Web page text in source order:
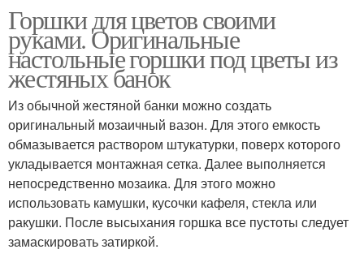
Горшки для цветов своими
руками. Оригинальные
настольные горшки под цветы из
жестяных банок
Из обычной жестяной банки можно создать
оригинальный мозаичный вазон. Для этого емкость
обмазывается раствором штукатурки, поверх которого
укладывается монтажная сетка. Далее выполняется
непосредственно мозаика. Для этого можно
использовать камушки, кусочки кафеля, стекла или
ракушки. После высыхания горшка все пустоты следует
замаскировать затиркой.